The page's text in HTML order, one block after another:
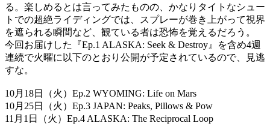
る。楽しめるとは言ってみたものの、かなりタイトなシュー
トでの超絶ライディングでは、スプレーが巻き上がって視界
を遮られる瞬間など、観ている者は恐怖を覚えるだろう。
今回お届けした『Ep.1 ALASKA: Seek & Destroy』を含め4週
連続で火曜に以下のとおり公開が予定されているので、見逃
すな。
10月18日（火）Ep.2 WYOMING: Life on Mars
10月25日（火）Ep.3 JAPAN: Peaks, Pillows & Pow
11月1日（火）Ep.4 ALASKA: The Reciprocal Loop